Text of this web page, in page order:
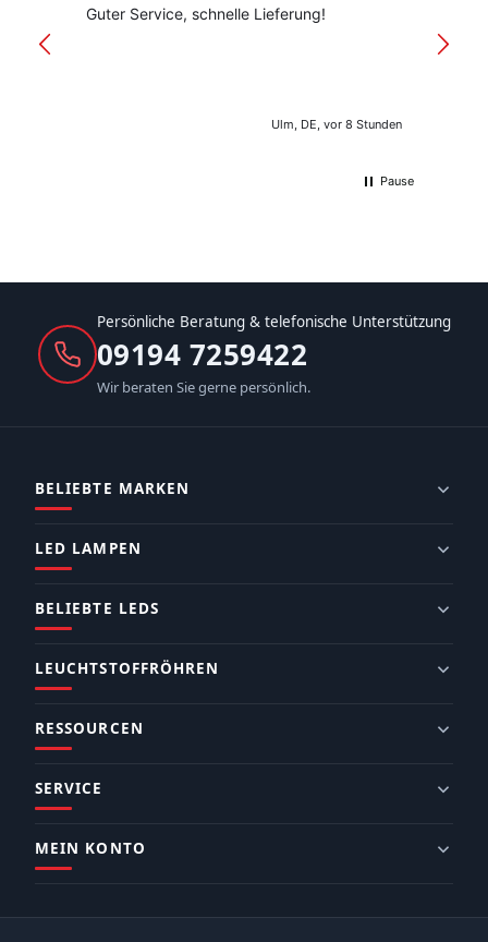
Guter Service, schnelle Lieferung!
Ulm, DE, vor 8 Stunden
Pause
Persönliche Beratung & telefonische Unterstützung
09194 7259422
Wir beraten Sie gerne persönlich.
BELIEBTE MARKEN
LED LAMPEN
BELIEBTE LEDS
LEUCHTSTOFFRÖHREN
RESSOURCEN
SERVICE
MEIN KONTO